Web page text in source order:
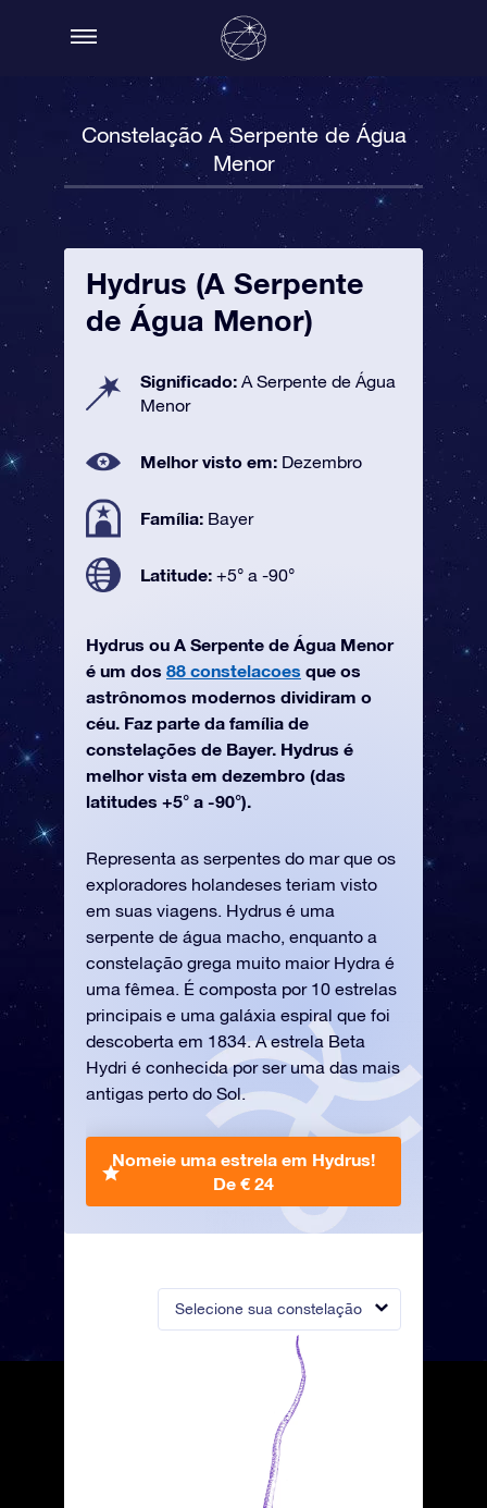
Constelação A Serpente de Água
Menor
Selecione sua constelação
Hydrus (A Serpente
de Água Menor)
Significado: A Serpente de Água
Menor
Melhor visto em: Dezembro
Família: Bayer
Latitude: +5° a -90°
Hydrus ou A Serpente de Água Menor
é um dos 88 constelacoes que os
astrônomos modernos dividiram o
céu. Faz parte da família de
constelações de Bayer. Hydrus é
melhor vista em dezembro (das
latitudes +5° a -90°).
Representa as serpentes do mar que os
exploradores holandeses teriam visto
em suas viagens. Hydrus é uma
serpente de água macho, enquanto a
constelação grega muito maior Hydra é
uma fêmea. É composta por 10 estrelas
principais e uma galáxia espiral que foi
descoberta em 1834. A estrela Beta
Hydri é conhecida por ser uma das mais
antigas perto do Sol.
Nomeie uma estrela em Hydrus!
De € 24